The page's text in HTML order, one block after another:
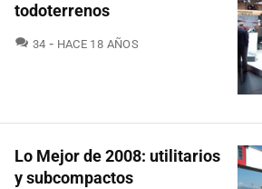
todoterrenos
34 COMENTARIOS
HACE 18 AÑOS
Lo Mejor de 2008: utilitarios
y subcompactos